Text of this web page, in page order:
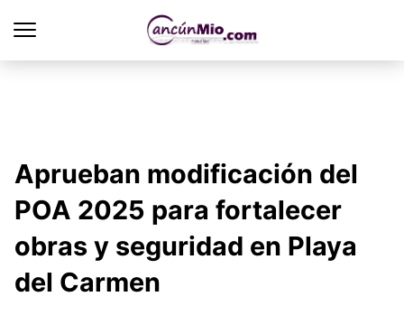
Aprueban modificación del
POA 2025 para fortalecer
obras y seguridad en Playa
del Carmen